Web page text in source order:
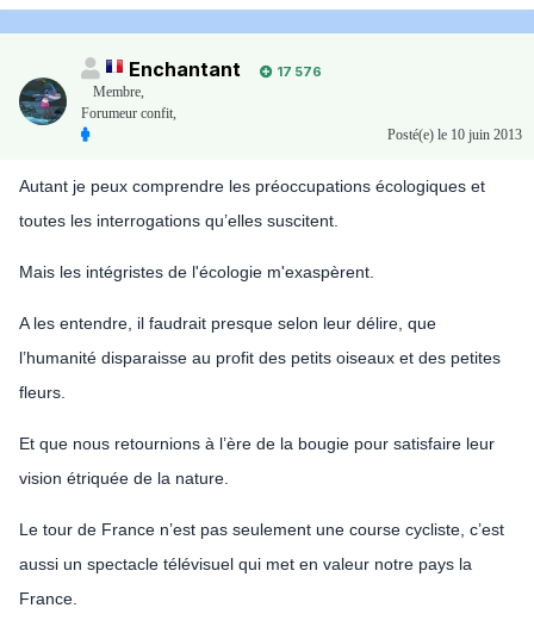
Enchantant
17 576
Membre,
Forumeur confit,
Posté(e) le 10 juin 2013
Autant je peux comprendre les préoccupations écologiques et
toutes les interrogations qu’elles suscitent.
Mais les intégristes de l'écologie m'exaspèrent.
A les entendre, il faudrait presque selon leur délire, que
l’humanité disparaisse au profit des petits oiseaux et des petites
fleurs.
Et que nous retournions à l’ère de la bougie pour satisfaire leur
vision étriquée de la nature.
Le tour de France n’est pas seulement une course cycliste, c’est
aussi un spectacle télévisuel qui met en valeur notre pays la
France.